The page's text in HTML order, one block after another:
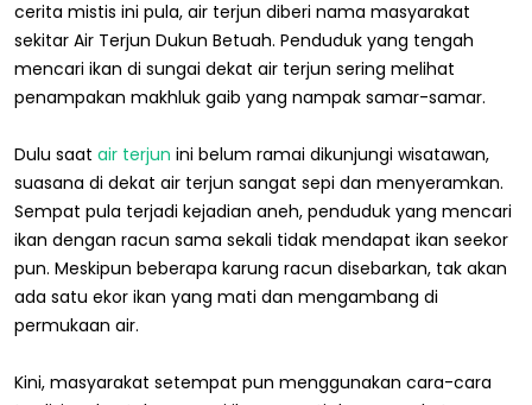
cerita mistis ini pula, air terjun diberi nama masyarakat
sekitar Air Terjun Dukun Betuah. Penduduk yang tengah
mencari ikan di sungai dekat air terjun sering melihat
penampakan makhluk gaib yang nampak samar-samar.
Dulu saat air terjun ini belum ramai dikunjungi wisatawan,
suasana di dekat air terjun sangat sepi dan menyeramkan.
Sempat pula terjadi kejadian aneh, penduduk yang mencari
ikan dengan racun sama sekali tidak mendapat ikan seekor
pun. Meskipun beberapa karung racun disebarkan, tak akan
ada satu ekor ikan yang mati dan mengambang di
permukaan air.
Kini, masyarakat setempat pun menggunakan cara-cara